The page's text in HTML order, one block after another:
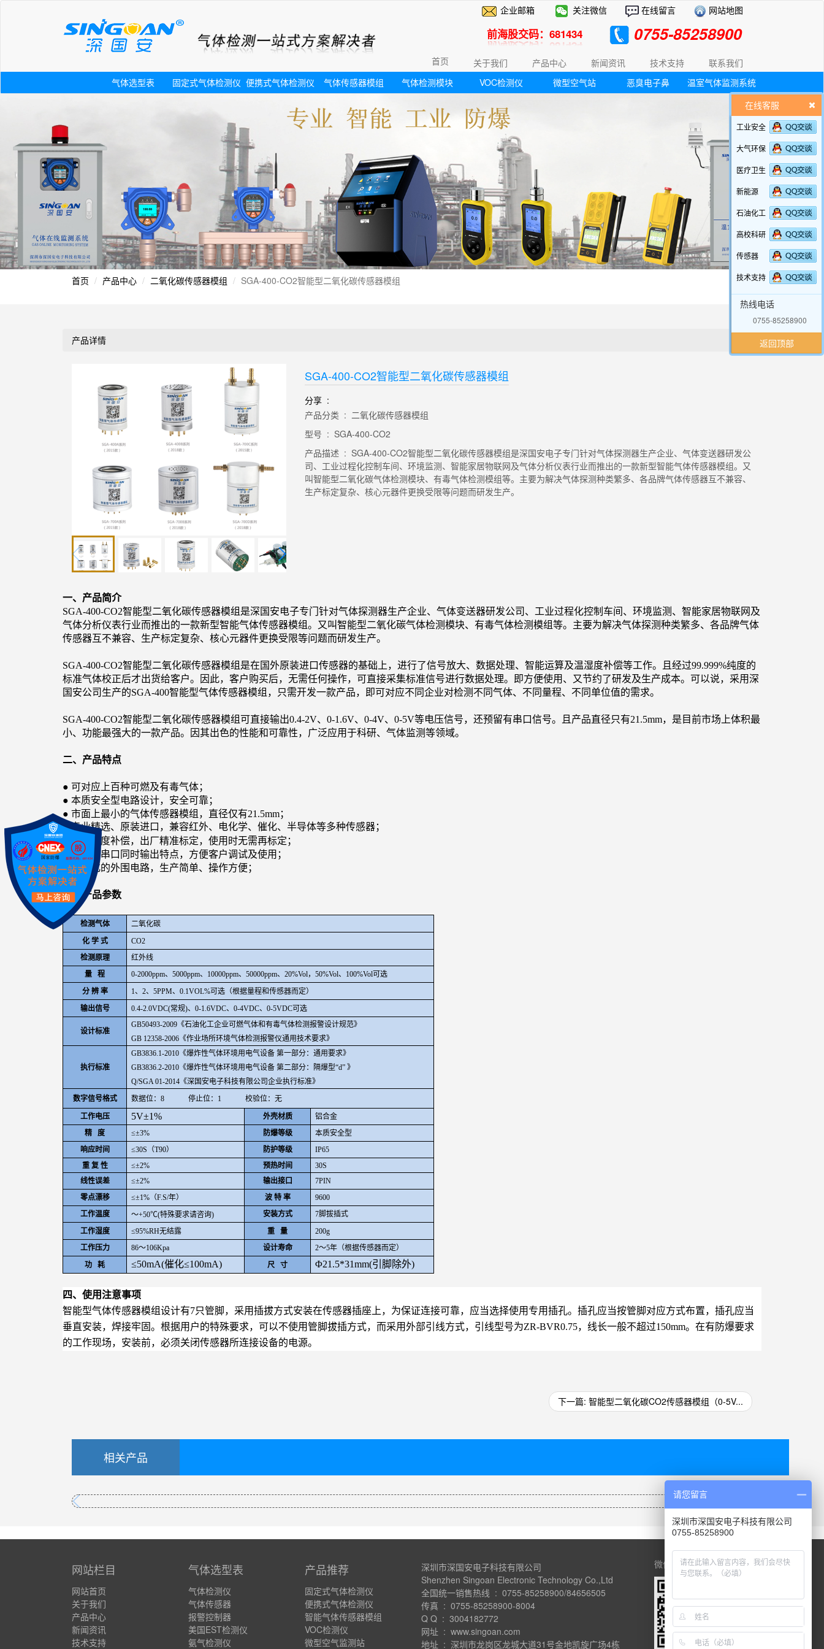
企业邮箱 关注微信 在线留言 网站地图
前海股交码：681434 0755-85258900
首页 关于我们 产品中心 新闻资讯 技术支持
联系我们
气体选型表
固定式气体检测仪 便携式气体检测仪 气体传感器模组 气体检测模块 VOC检测仪 微型空气站 恶臭电子鼻 温室气体监测系统
首页 产品中心 二氧化碳传感器模组 SGA-400-CO2智能型二氧化碳传感器模组
产品详情
SGA-400-CO2智能型二氧化碳传感器模组
分享 :
产品分类 : 二氧化碳传感器模组
型号 : SGA-400-CO2
产品描述 : SGA-400-CO2智能型二氧化碳传感器模组是深国安电子专门针对气体探测器生产企业、气体变送器研发公
司、工业过程化控制车间、环境监测、智能家居物联网及气体分析仪表行业而推出的一款新型智能气体传感器模组。又
叫智能型二氧化碳气体检测模块、有毒气体检测模组等。主要为解决气体探测种类繁多、各品牌气体传感器互不兼容、
生产标定复杂、核心元器件更换受限等问题而研发生产。
一、 产品简介
SGA-400-CO2智能型二氧化碳传感器模组是深国安电子专门针对气体探测器生产企业、气体变送器研发公司、工业过程化控制车间、环境监测、智能家居物联网及
气体分析仪表行业而推出的一款新型智能气体传感器模组。又叫智能型二氧化碳气体检测模块、有毒气体检测模组等。主要为解决气体探测种类繁多、各品牌气体
传感器互不兼容、生产标定复杂、核心元器件更换受限等问题而研发生产。
SGA-400-CO2智能型二氧化碳传感器模组是在国外原装进口传感器的基础上，进行了信号放大、数据处理、智能运算及温湿度补偿等工作。且经过99.999%纯度的
标准气体校正后才出货给客户。因此，客户购买后，无需任何操作，可直接采集标准信号进行数据处理。即方便使用、又节约了研发及生产成本。可以说，采用深
国安公司生产的SGA-400智能型气体传感器模组，只需开发一款产品，即可对应不同企业对检测不同气体、不同量程、不同单位值的需求。
SGA-400-CO2智能型二氧化碳传感器模组可直接输出0.4-2V、0-1.6V、0-4V、0-5V等电压信号，还预留有串口信号。且产品直径只有21.5mm，是目前市场上体积最
小、功能最强大的一款产品。因其出色的性能和可靠性，广泛应用于科研、气体监测等领域。
二、 产品特点
● 可对应上百种可燃及有毒气体；
● 本质安全型电路设计，安全可靠；
● 市面上最小的气体传感器模组，直径仅有21.5mm；
●专业精选、原装进口，兼容红外、电化学、催化、半导体等多种传感器；
自带温度补偿，出厂精准标定，使用时无需再标定；
●电压和串口同时输出特点，方便客户调试及使用；
●最简化的外围电路，生产简单、操作方便；
三、产品参数
检测气体
二氧化碳
化 学 式
CO2
检测原理
红外线
量 程
0-2000ppm、5000ppm、10000ppm、50000ppm、20%Vol，50%Vol、100%Vol可选
分 辨 率
1、2、5PPM、0.1VOL%可选（根据量程和传感器而定）
输出信号
0.4-2.0VDC(常规)、0-1.6VDC、0-4VDC、0-5VDC可选
设计标准
GB50493-2009 《石油化工企业可燃气体和有毒气体检测报警设计规范》
GB 12358-2006《作业场所环境气体检测报警仪通用技术要求》
执行标准
GB3836.1-2010 《爆炸性气体环境用电气设备 第一部分：通用要求》
GB3836.2-2010 《爆炸性气体环境用电气设备 第二部分：隔爆型“d” 》
Q/SGA 01-2014 《深国安电子科技有限公司企业执行标准》
数字信号格式
数据位：8 停止位：1 校验位：无
工作电压 5V±1% 外壳材质
铝合金
精 度
≤±3% 防爆等级
本质安全型
响应时间
≤30S （T90） 防护等级
IP65
重 复 性
≤±2% 预热时间
30S
线性误差
≤±2% 输出接口
7PIN
零点漂移
≤±1% （F.S/年） 波 特 率
9600
工作温度
～+50℃(特殊要求请咨询) 安装方式 7脚拔插式
工作湿度
≤95%RH无结露 重 量
200g
工作压力
86～106Kpa 设计寿命 2～5年（根据传感器而定）
功 耗
≤50mA(催化≤100mA) 尺 寸 Φ21.5*31mm(引脚除外)
四、使用注意事项
智能型气体传感器模组设计有7只管脚，采用插拔方式安装在传感器插座上，为保证连接可靠，应当选择使用专用插孔。插孔应当按管脚对应方式布置，插孔应当
垂直安装，焊接牢固。根据用户的特殊要求，可以不使用管脚拔插方式，而采用外部引线方式，引线型号为ZR-BVR0.75，线长一般不超过150mm。在有防爆要求
的工作现场，安装前，必须关闭传感器所连接设备的电源。
下一篇: 智能型二氧化碳CO2传感器模组（0-5V...
相关产品
在线客服
工业安全
大气环保
医疗卫生
新能源
石油化工
高校科研
传感器
技术支持
热线电话
0755-85258900
返回顶部
网站栏目
网站首页
关于我们
产品中心
新闻资讯
技术支持
气体选型表
气体检测仪
气体传感器
报警控制器
美国EST检测仪
氨气检测仪
产品推荐
固定式气体检测仪
便携式气体检测仪
智能气体传感器模组
VOC检测仪
微型空气监测站
深圳市深国安电子科技有限公司
Shenzhen Singoan Electronic Technology Co.,Ltd
全国统一销售热线 : 0755-85258900/84656505
传真 : 0755-85258900-8004
Q Q : 3004182772
网址 : www.singoan.com
地址 : 深圳市龙岗区龙城大道31号金地凯旋广场4栋
微信公众号
请您留言
深圳市深国安电子科技有限公司
0755-85258900